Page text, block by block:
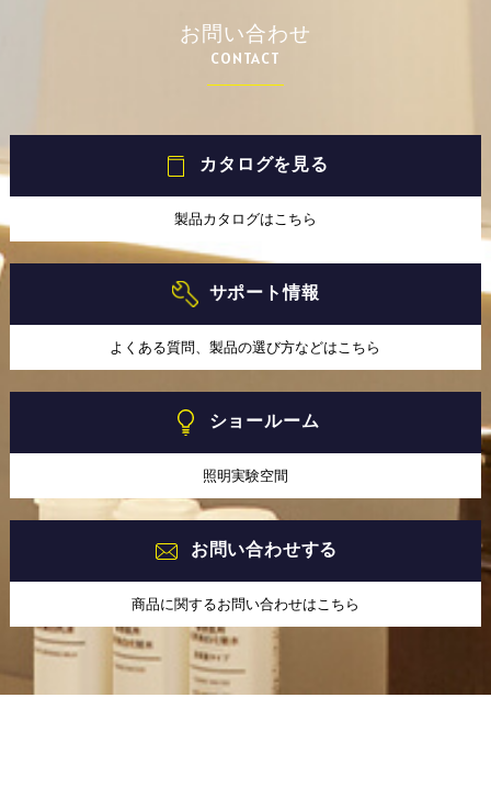
お問い合わせ
CONTACT
カタログを見る
製品カタログはこちら
サポート情報
よくある質問、製品の選び方などはこちら
ショールーム
照明実験空間
お問い合わせする
商品に関するお問い合わせはこちら